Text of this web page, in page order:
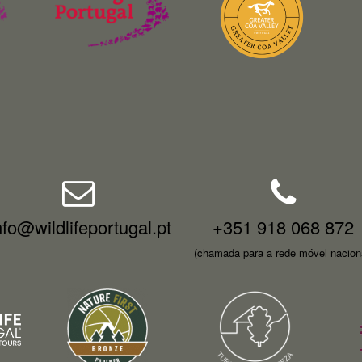
+351 918 068 872
(chamada para a rede móvel